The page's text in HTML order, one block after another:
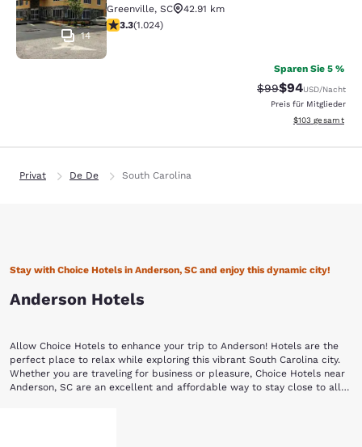
14
Greenville, SC
42.91 km
3.31-Sterne-Bewertung. Gut. 1024 Bewertungen
3.3(1.024)
Sparen Sie 5 %
Durchgestrichener
$99Vergünstigter
$94USD/Nacht
Preis für Mitglieder
Geschätzte
$103 gesamt
Privat De De South Carolina
Stay with Choice Hotels in Anderson, SC and enjoy this dynamic city!
Anderson Hotels
Allow Choice Hotels to enhance your trip to Anderson! Hotels are the
perfect place to relax while exploring this vibrant South Carolina city.
Whether you are traveling for business or pleasure, Choice Hotels near
Anderson, SC are an excellent and affordable way to stay close to all